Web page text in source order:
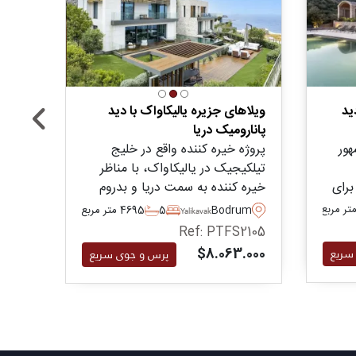
ویلاهای جزیره یالیکاواک با دید
پانارومیک دریا
پروژه خیره کننده واقع در خلیج
تیلکیجیک در یالیکاواک، با مناظر
خیره کننده به سمت دریا و بدروم
پالمارینا درست روبروی آن - این
مجموعه ویلاهای لوکسی را در اندازه
های سه تا پنج خوابه ارائه می دهد.
Bodrum
Yalikavak
5
5469 متر مربع
Ref: PTFS2105
$8.063.000 پرس و جوی سریع